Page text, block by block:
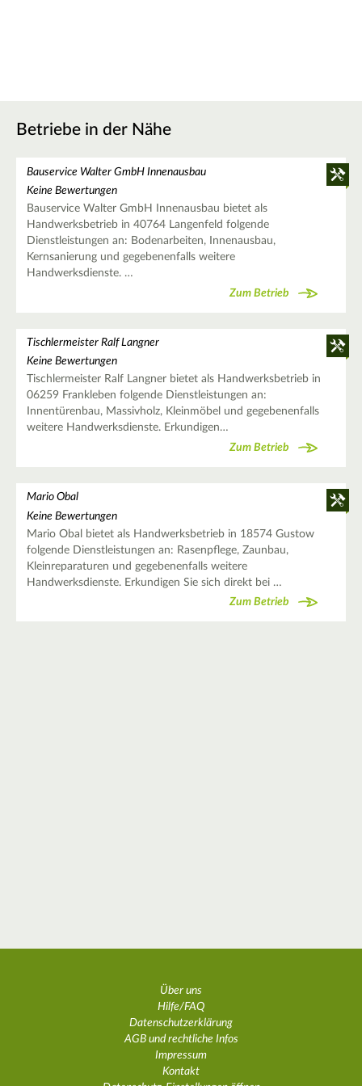
Betriebe in der Nähe
Bauservice Walter GmbH Innenausbau
Keine Bewertungen
Bauservice Walter GmbH Innenausbau bietet als
Handwerksbetrieb in 40764 Langenfeld folgende
Dienstleistungen an: Bodenarbeiten, Innenausbau,
Kernsanierung und gegebenenfalls weitere
Handwerksdienste. …
Zum Betrieb
Tischlermeister Ralf Langner
Keine Bewertungen
Tischlermeister Ralf Langner bietet als Handwerksbetrieb in
06259 Frankleben folgende Dienstleistungen an:
Innentürenbau, Massivholz, Kleinmöbel und gegebenenfalls
weitere Handwerksdienste. Erkundigen…
Zum Betrieb
Mario Obal
Keine Bewertungen
Mario Obal bietet als Handwerksbetrieb in 18574 Gustow
folgende Dienstleistungen an: Rasenpflege, Zaunbau,
Kleinreparaturen und gegebenenfalls weitere
Handwerksdienste. Erkundigen Sie sich direkt bei …
Zum Betrieb
Über uns
Hilfe/FAQ
Datenschutzerklärung
AGB und rechtliche Infos
Impressum
Kontakt